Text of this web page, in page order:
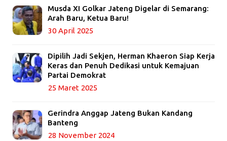
Musda XI Golkar Jateng Digelar di Semarang:
Arah Baru, Ketua Baru!
30 April 2025
Dipilih Jadi Sekjen, Herman Khaeron Siap Kerja
Keras dan Penuh Dedikasi untuk Kemajuan
Partai Demokrat
25 Maret 2025
Gerindra Anggap Jateng Bukan Kandang
Banteng
28 November 2024